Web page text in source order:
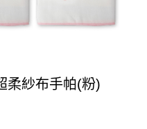
柔紗布手帕(粉)